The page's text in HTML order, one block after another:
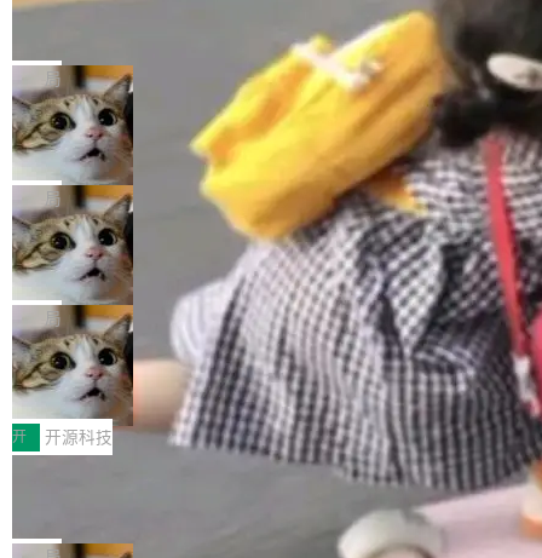
“智构可信·质创未来——AI原生时代的质量新范
式”为主题，直面AI从实验室走向规模化产业落地
的核心质量命题。会上，《2026智能研发生产力
工具选型手册》发布，Testin云测的Testin XAge
nt智能测试系统入选AI测试领域代表产品。对CI
O而言，这提示了一个转变：AI测试正在从效率
工具升级为企业的质量基础设施。 CIO面对的新
现实 过去两年，CIO们的焦虑清单上多了两项：
一是如何让大模型和智能体应用安全地从PoC走
向生产，二是如何让测试团队跟得上AI应用...
让非法状态不可表示：一篇关于 ADT
有一种东西，一旦用过就回不去了。Alex Fedos
eev 管它叫"软件设计的基石"。 他说的东西不新
鲜——代数数据类型（ADT），尤其是和类型
（sum type）。但他说清楚了一件事：这不是类
型系统的学术体操，是日常编码的思维方式。 文
章从一个简单的例子切入。一个网站的深色主题
设置，如果用布尔值 + 可空字段来表示——bool
ean 表示是否可切换，nullable 的默认模式、浅
色方案、深色方案——会产生大量无意义的组
合。方案缺了、配置冲突了、全 null 了。要知道
哪些组合有效，作者说，你得靠"文档、校验、或
者部落知识"。 换个写法。Rust 的 enum，两个
变体：Switchable...
局
Cloudflare 开源内部企业 AI 平台 Clou
dflare OS
Cloudflare 发布了一个开源项目 Cloudflare O
S。如果你只看官方博客，你会觉得这是又一
个"AI 知识库 + 聊天机器人"——每个大厂都在
做，没什么新鲜的。 但 Kenton Varda 在 Twitte
r 上把事情说清楚了： 今天我们发布了 Cloudfla
re OS，一个带连接器的聊天机器人，跟其他所
有科技公司做的一样。只不过，实际上它不一
样。这是 Sandstorm.io 的重制版，我十年前的
那个创业公司。不同的是，这次它构建在 Cloudf
lare Workers 上——我花了九年时间搭建的平台
——并且深度集成了 AI。这基本上是我十年秘密
局
Deno 团队开源 Celld，可自托管的分
布式 Durable Objects
Ryan Dahl 领导的 Deno 团队推出了最新开源项
目 Celld，一个能在自己机器上运行 Cloudflare
Workers 和 Durable Objects 的守护进程。 设
计思路很直接：每个对象是一个独立的 SQLite
数据库，按名称寻址，复制到你自己的 S3 兼容
存储库里。节点之间只通过这个存储库协调——
没有控制平面，没有共识协议。每个对象自带一
个小型数据库，应用天然按分片构建，单个数据
库的竞争和爆炸半径问题在设计层面就被消除
了。 闲置的 cell 会休眠到几乎不占资源。当 cel
局
鲁大师7月新机性能/流畅/AI榜：vivo夺
性能、流畅双第一，三星Galaxy Z系列
新折叠缺席
2026年7月的手机市场，由于存储等硬件成本暴
增，手机厂商的日子也不好过啊，新机速度明显
放缓，因此硝烟味淡了许多。新机参数规格除开
Fold8 / Z Flip8）外，其余要么是中低端机器，
例如iQOO Z11i、REDMI Note 17、REDMI No
开 开源科技
Zed 编辑器团队发布了新项目——DeltaDB，一
个在 git commit 之间记录每一次编辑操作的版